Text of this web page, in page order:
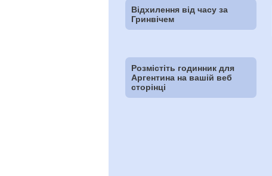
Відхилення від часу за
Гринвічем
Розмістіть годинник для
Аргентина на вашій веб
сторінці